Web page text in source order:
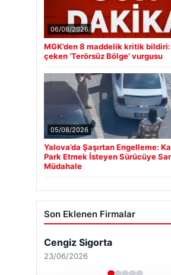
06/08/2026
MGK’den 8 maddelik kritik
çeken ‘Terörsüz Bölge’ vurgusu
05/08/2026
Yalova’da Şaşırtan Engelleme:
Park Etmek İsteyen Sürücüye
Müdahale
Son Eklenen Firmalar
Cengiz Sigorta
23/06/2026